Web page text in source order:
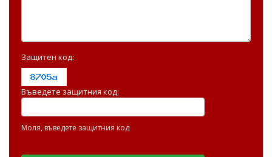
Защитен код:
Въведете защитния код:
Моля, въведете защитния код